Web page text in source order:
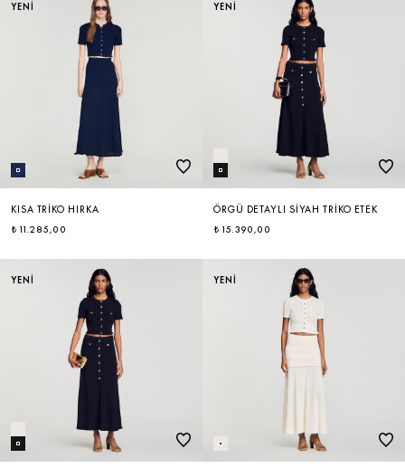
YENİ
KISA TRIKO HIRKA
₺ 11.285,00
YENİ
ÖRGÜ DETAYLI SIYAH TRIKO ETEK
₺ 15.390,00
YENİ YENİ